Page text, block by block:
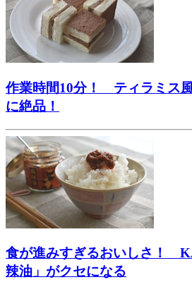
作業時間10分！ ティラミス
に絶品！
食が進みすぎるおいしさ！
辣油」がクセになる